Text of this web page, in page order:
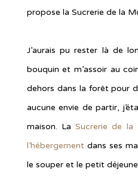
propose la Sucrerie de la
J’aurais pu rester là de
bouquin et m’assoir au
dehors dans la forêt pour
aucune envie de partir,
maison. LaSucrerie de la
l’hébergementdans ses
le souper et le petit